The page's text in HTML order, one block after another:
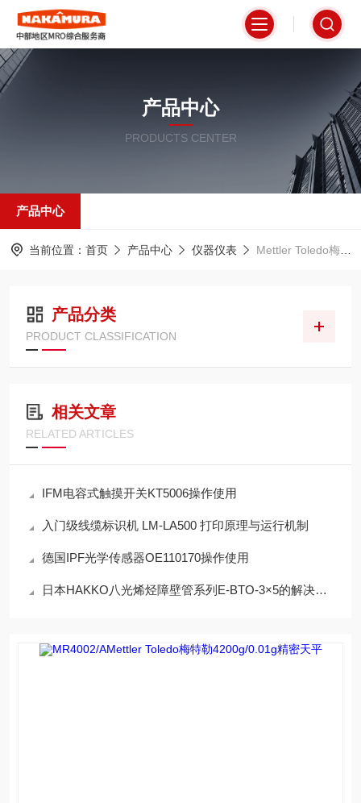
产品中心
PRODUCTS CENTER
产品中心
当前位置： 首页 产品中心 仪器仪表 Mettler Toledo梅特勒
产品分类
PRODUCT CLASSIFICATION
相关文章
RELATED ARTICLES
IFM电容式触摸开关KT5006操作使用
入门级线缆标识机 LM-LA500 打印原理与运行机制
德国IPF光学传感器OE110170操作使用
日本HAKKO八光烯烃障壁管系列E-BTO-3×5的解决方案